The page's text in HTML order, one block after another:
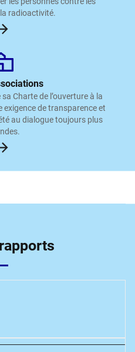
radioactivité.
Charte de l’ouverture à la
exigence de transparence et
au dialogue toujours plus